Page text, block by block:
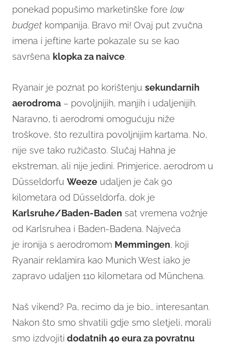
ponekad popušimo marketinške fore low
budget kompanija. Bravo mi! Ovaj put zvučna
imena i jeftine karte pokazale su se kao
savršena klopka za naivce.
Ryanair je poznat po korištenju sekundarnih
aerodroma – povoljnijih, manjih i udaljenijih.
Naravno, ti aerodromi omogućuju niže
troškove, što rezultira povoljnijim kartama. No,
nije sve tako ružičasto. Slučaj Hahna je
ekstreman, ali nije jedini. Primjerice, aerodrom u
Düsseldorfu Weeze udaljen je čak 90
kilometara od Düsseldorfa, dok je
Karlsruhe/Baden-Baden sat vremena vožnje
od Karlsruhea i Baden-Badena. Najveća
je ironija s aerodromom Memmingen, koji
Ryanair reklamira kao Munich West iako je
zapravo udaljen 110 kilometara od Münchena.
Naš vikend? Pa, recimo da je bio… interesantan.
Nakon što smo shvatili gdje smo sletjeli, morali
smo izdvojiti dodatnih 40 eura za povratnu